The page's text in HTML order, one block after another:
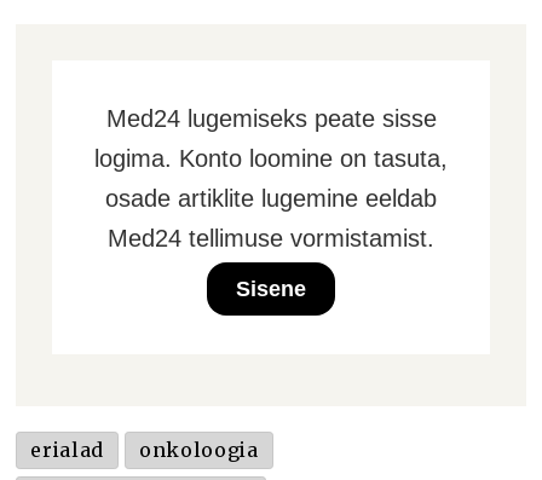
Med24 lugemiseks peate sisse
logima. Konto loomine on tasuta,
osade artiklite lugemine eeldab
Med24 tellimuse vormistamist.
Sisene
erialad
onkoloogia